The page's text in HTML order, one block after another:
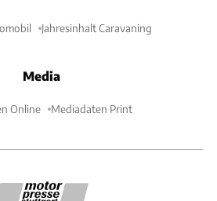
Jahresinhalt Caravaning
Media
Online Mediadaten Print